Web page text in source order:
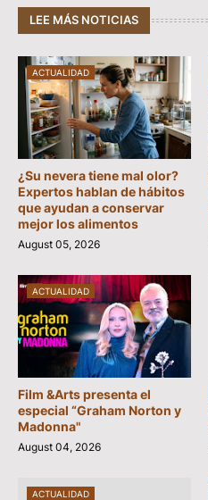
LEE MÁS NOTICIAS
ACTUALIDAD
¿Su nevera tiene mal olor?
Expertos hablan de hábitos
que ayudan a conservar
mejor los alimentos
August 05, 2026
ACTUALIDAD
Film &Arts presenta el
especial “Graham Norton y
Madonna"
August 04, 2026
ACTUALIDAD